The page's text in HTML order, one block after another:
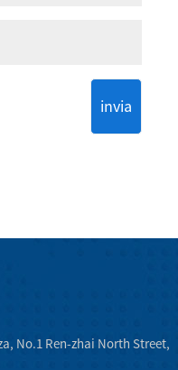
invia
No.1 Ren-zhai North Street,